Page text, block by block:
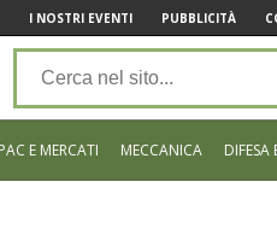
I NOSTRI EVENTI PUBBLICITÀ
PAC E MERCATI MECCANICA DIFESA